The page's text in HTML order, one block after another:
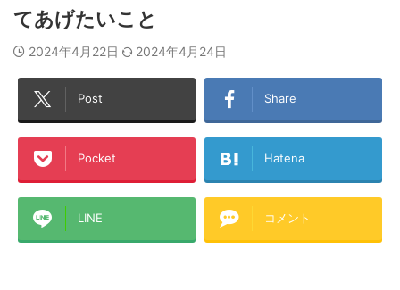
てあげたいこと
2024年4月22日 2024年4月24日
Post Share
Pocket Hatena
LINE コメント